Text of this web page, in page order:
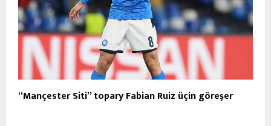
“Mançester Siti” topary Fabian Ruiz üçin göreşer